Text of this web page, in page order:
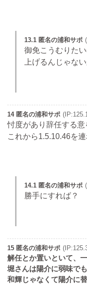
13.1 匿名の浦和サポ
御免こうむりた
上げるんじゃない
14 匿名の浦和サポ
忖度があり辞任する意
これから1.5.10.46を
14.1 匿名の浦和サポ
勝手にすれば？
15 匿名の浦和サポ
解任とか置いといて、
堀さんは陽介に弱味で
和輝じゃなくて陽介に